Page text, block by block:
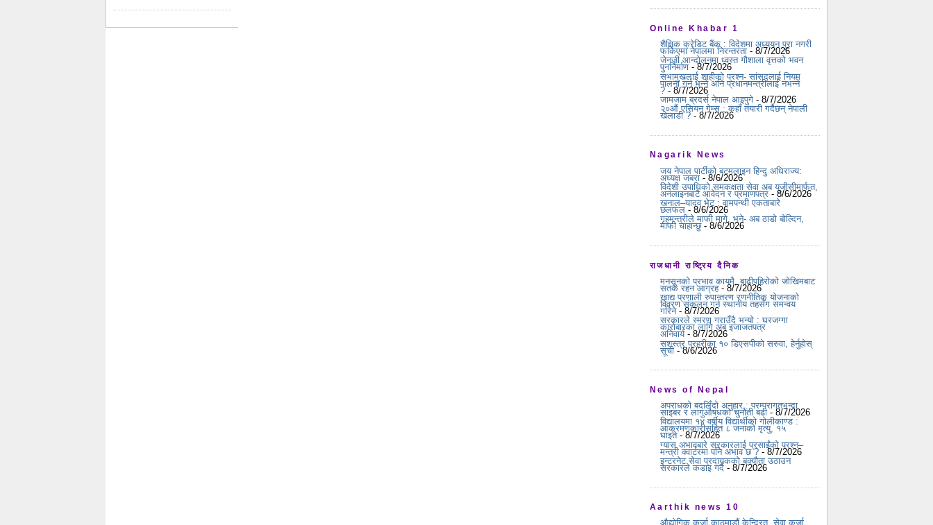
Online Khabar 1
शैक्षिक क्रेडिट बैंक : विदेशमा अध्ययन पूरा नगरी
फर्किएमा नेपालमा निरन्तरता - 8/7/2026
जेनजी आन्दोलनमा ध्वस्त गौशाला वृत्तको भवन
पुनर्निर्माण - 8/7/2026
सभामुखलाई शाहीको प्रश्न- सांसद्लाई नियम
पालना गर्न भन्ने अनि प्रधानमन्त्रीलाई नभन्ने
?- 8/7/2026
जामजाम ब्रदर्स नेपाल आइपुगे - 8/7/2026
२०औं एसियन गेम्स : कहाँ तयारी गर्दैछन् नेपाली
खेलाडी ? - 8/7/2026
Nagarik News
जय नेपाल पार्टीको बटमलाइन हिन्दु अधिराज्य:
अध्यक्ष जबरा - 8/6/2026
विदेशी उपाधिको समकक्षता सेवा अब यूजीसीमार्फत,
अनलाइनबाटै आवेदन र प्रमाणपत्र - 8/6/2026
खनाल–यादव भेट : वामपन्थी एकताबारे
छलफल - 8/6/2026
गृहमन्त्रीले माफी मागे, भने- अब ठाडो बोल्दिन,
माफी चाहान्छु- 8/6/2026
राजधानी राष्ट्रिय दैनिक
मनसुनको प्रभाव कायमै, बाढीपहिरोको जोखिमबाट
सतर्क रहन आग्रह- 8/7/2026
खाद्य प्रणाली रुपान्तरण रणनीतिक योजनाको
विवरण संकलन गर्न स्थानीय तहसँग समन्वय
गरिने- 8/7/2026
सरकारले स्मरण गराउँदै भन्यो : घरजग्गा
कारोबारका लागि अब इजाजतपत्र
अनिवार्य- 8/7/2026
सशस्त्र प्रहरीका १० डिएसपीको सरुवा, हेर्नुहोस्
सूची- 8/6/2026
News of Nepal
अपराधको बदलिँदो अनुहार : परम्परागतभन्दा
साइबर र लागुऔषधको चुनौती बढी - 8/7/2026
विद्यालयमा १४ वर्षीय विद्यार्थीको गोलीकाण्ड :
आक्रमणकारीसहित ८ जनाको मृत्यु, १५
घाइते- 8/7/2026
ग्यास अभावबारे सरकारलाई प्रसाईंको प्रश्न–
मन्त्री क्वार्टरमा पनि अभाव छ ?- 8/7/2026
इन्टरनेट सेवा प्रदायकको बक्यौता उठाउन
सरकारले कडाइ गर्दै - 8/7/2026
Aarthik news 10
औद्योगिक कर्जा काठमाडौं केन्द्रित, सेवा कर्जा